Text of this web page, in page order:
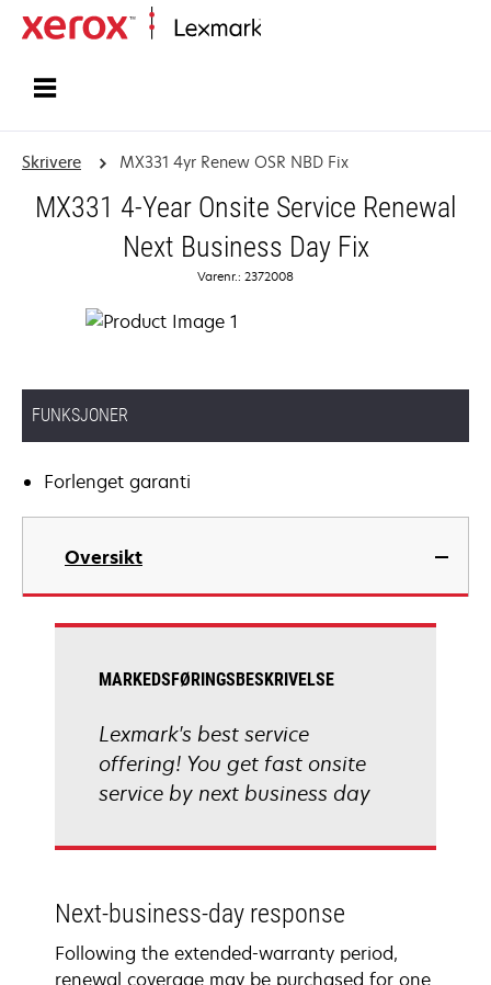
Skrivere MX331 4yr Renew OSR NBD Fix
MX331 4-Year Onsite Service Renewal
Next Business Day Fix
Varenr.: 2372008
FUNKSJONER
Forlenget garanti
Oversikt
MARKEDSFØRINGSBESKRIVELSE
Lexmark's best service
offering! You get fast onsite
service by next business day
Next-business-day response
Following the extended-warranty period,
renewal coverage may be purchased for one